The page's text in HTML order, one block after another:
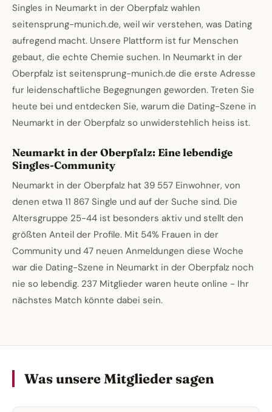
Singles in Neumarkt in der Oberpfalz wahlen
seitensprung-munich.de, weil wir verstehen, was Dating
aufregend macht. Unsere Plattform ist fur Menschen
gebaut, die echte Chemie suchen. In Neumarkt in der
Oberpfalz ist seitensprung-munich.de die erste Adresse
fur leidenschaftliche Begegnungen geworden. Treten Sie
heute bei und entdecken Sie, warum die Dating-Szene in
Neumarkt in der Oberpfalz so unwiderstehlich heiss ist.
Neumarkt in der Oberpfalz: Eine lebendige
Singles-Community
Neumarkt in der Oberpfalz hat 39 557 Einwohner, von
denen etwa 11 867 Single und auf der Suche sind. Die
Altersgruppe 25-44 ist besonders aktiv und stellt den
größten Anteil der Profile. Mit 54% Frauen in der
Community und 47 neuen Anmeldungen diese Woche
war die Dating-Szene in Neumarkt in der Oberpfalz noch
nie so lebendig. 237 Mitglieder waren heute online - Ihr
nächstes Match könnte dabei sein.
Was unsere Mitglieder sagen